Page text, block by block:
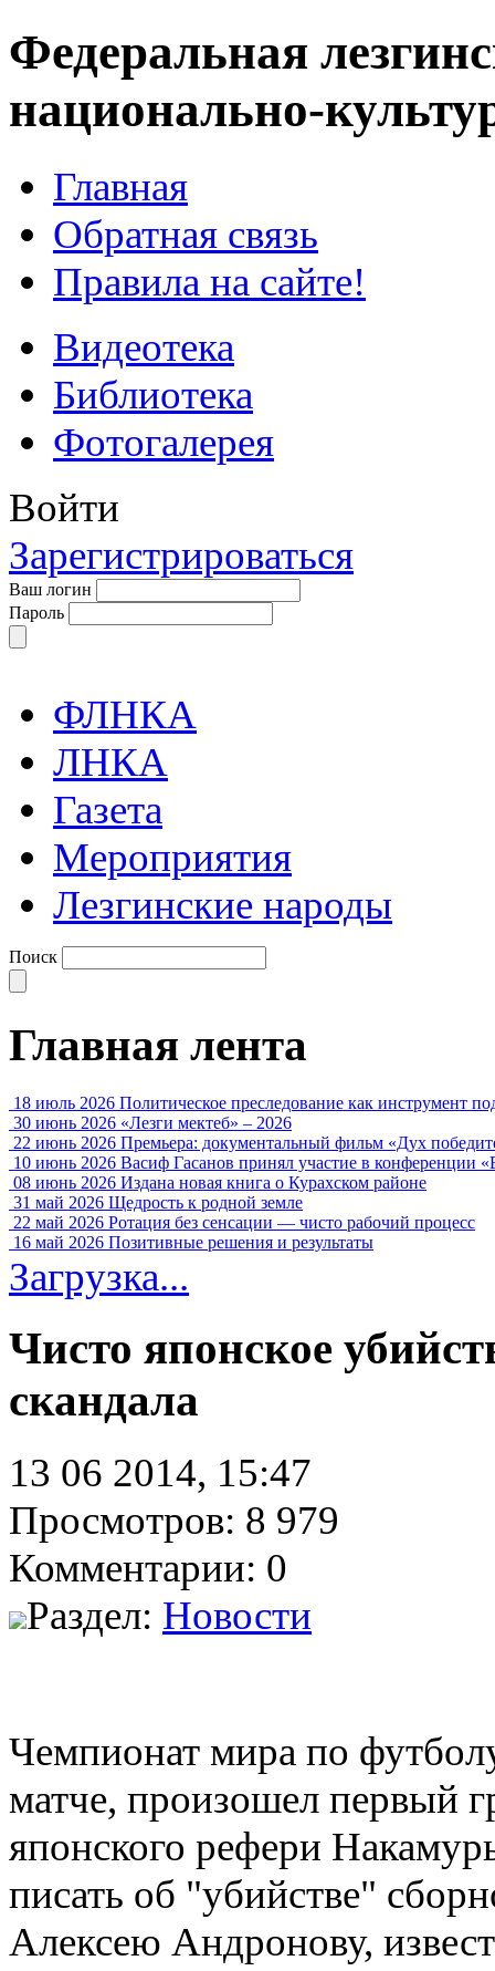
Федеральная
национально-
Главная
Обратная связь
Правила на сайте!
Видеотека
Библиотека
Фотогалерея
Войти
Зарегистрироваться
Ваш логин
Пароль
ФЛНКА
ЛНКА
Газета
Мероприятия
Лезгинские народы
Поиск
Главная лента
18 июль 2026 Политическое преследование как инструмент
30 июнь 2026 «Лезги мектеб» – 2026
22 июнь 2026 Премьера: документальный фильм «Дух
10 июнь 2026 Васиф Гасанов принял участие в конференции
08 июнь 2026 Издана новая книга о Курахском районе
31 май 2026 Щедрость к родной земле
22 май 2026 Ротация без сенсации — чисто рабочий процесс
16 май 2026 Позитивные решения и результаты
Загрузка...
Чисто японское
скандала
13 06 2014, 15:47
Просмотров: 8 979
Комментарии: 0
Раздел: Новости
Чемпионат мира по
матче, произошел первый
японского рефери
писать об "убийстве"
Алексею Андронову,